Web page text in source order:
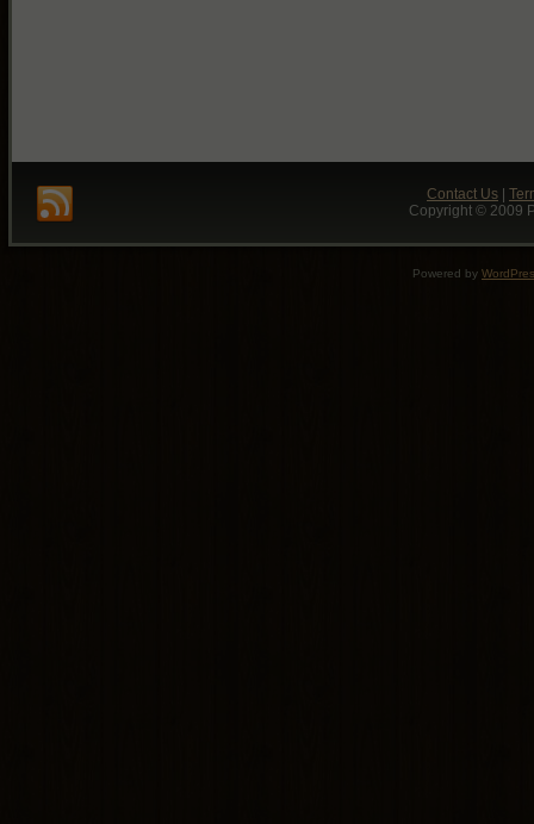
Contact Us |
Copyright © 2009
Powered by